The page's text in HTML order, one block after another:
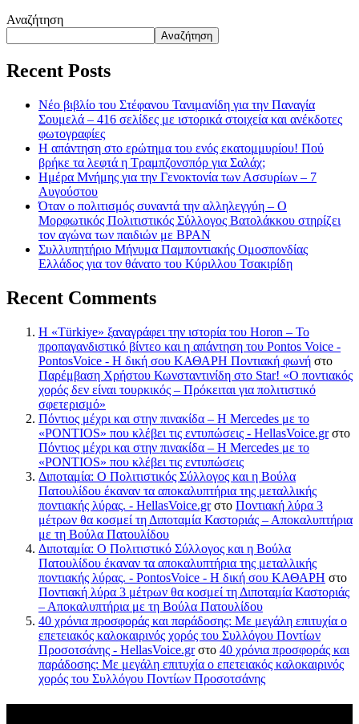
Αναζήτηση
Αναζήτηση
Recent Posts
Νέο βιβλίο του Στέφανου Τανιμανίδη για την Παναγία
Σουμελά – 416 σελίδες με ιστορικά στοιχεία και ανέκδοτες
φωτογραφίες
Η απάντηση στο ερώτημα του ενός εκατομμυρίου! Πού
βρήκε τα λεφτά η Τραμπζονσπόρ για Σαλάχ;
Ημέρα Μνήμης για την Γενοκτονία των Ασσυρίων – 7
Αυγούστου
Όταν ο πολιτισμός συναντά την αλληλεγγύη – Ο
Μορφωτικός Πολιτιστικός Σύλλογος Βατολάκκου στηρίζει
τον αγώνα των παιδιών με BPAN
Συλλυπητήριο Μήνυμα Παμποντιακής Ομοσπονδίας
Ελλάδος για τον θάνατο του Κύριλλου Τσακιρίδη
Recent Comments
Η «Türkiye» ξαναγράφει την ιστορία του Horon – Το
προπαγανδιστικό βίντεο και η απάντηση του Pontos Voice -
PontosVoice - H δική σου ΚΑΘΑΡΗ Ποντιακή φωνή στο
Παρέμβαση Χρήστου Κωνσταντινίδη στο Star! «Ο ποντιακός
χορός δεν είναι τουρκικός – Πρόκειται για πολιτιστικό
σφετερισμό»
Πόντιος μέχρι και στην πινακίδα – Η Mercedes με το
«PONTIOS» που κλέβει τις εντυπώσεις - HellasVoice.grστο
Πόντιος μέχρι και στην πινακίδα – Η Mercedes με το
«PONTIOS» που κλέβει τις εντυπώσεις
Διποταμία: Ο Πολιτιστικός Σύλλογος και η Βούλα
Πατουλίδου έκαναν τα αποκαλυπτήρια της μεταλλικής
ποντιακής λύρας. - HellasVoice.grστο Ποντιακή λύρα 3
μέτρων θα κοσμεί τη Διποταμία Καστοριάς – Αποκαλυπτήρια
με τη Βούλα Πατουλίδου
Διποταμία: Ο Πολιτιστικό Σύλλογος και η Βούλα
Πατουλίδου έκαναν τα αποκαλυπτήρια της μεταλλικής
ποντιακής λύρας. - PontosVoice - H δική σου ΚΑΘΑΡΗ στο
Ποντιακή λύρα 3 μέτρων θα κοσμεί τη Διποταμία Καστοριάς
– Αποκαλυπτήρια με τη Βούλα Πατουλίδου
40 χρόνια προσφοράς και παράδοσης: Με μεγάλη επιτυχία ο
επετειακός καλοκαιρινός χορός του Συλλόγου Ποντίων
Προσοτσάνης - HellasVoice.grστο 40 χρόνια προσφοράς και
παράδοσης: Με μεγάλη επιτυχία ο επετειακός καλοκαιρινός
χορός του Συλλόγου Ποντίων Προσοτσάνης